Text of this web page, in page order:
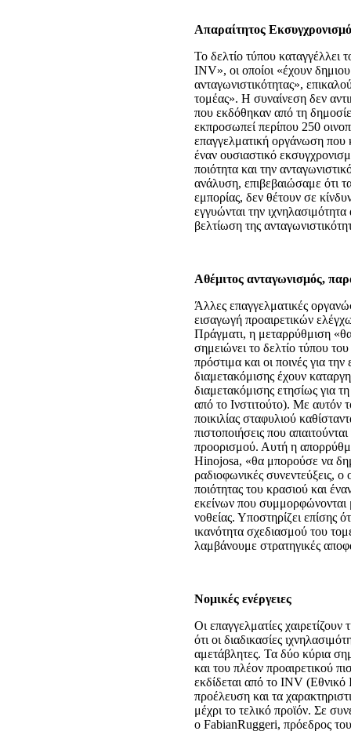
Απαραίτητος
Το δελτίο τύπου καταγγέλλει
INV», οι οποίοι «έχουν
ανταγωνιστικότητας»,
τομέας». Η συναίνεση δεν
που εκδόθηκαν από τη
εκπροσωπεί περίπου 250
επαγγελματική οργάνωση που
έναν ουσιαστικό
ποιότητα και την
ανάλυση, επιβεβαιώσαμε ότι
εμπορίας, δεν θέτουν σε
εγγυώνται την
βελτίωση της
Αθέμιτος ανταγωνισμός,
Άλλες επαγγελματικές
εισαγωγή προαιρετικών
Πράγματι, η μεταρρύθμιση
σημειώνει το δελτίο τύπου
πρόστιμα και οι ποινές για
διαμετακόμισης έχουν
διαμετακόμισης ετησίως για
από το Ινστιτούτο). Με αυτόν
ποικιλίας σταφυλιού
πιστοποιήσεις που
προορισμού. Αυτή η
Hinojosa, «θα μπορούσε να
ραδιοφωνικές συνεντεύξεις,
ποιότητας του κρασιού και
εκείνων που συμμορφώνονται
νοθείας. Υποστηρίζει επίσης
ικανότητα σχεδιασμού του
λαμβάνουμε στρατηγικές
Νομικές ενέργειες
Οι επαγγελματίες
ότι οι διαδικασίες
αμετάβλητες. Τα δύο κύρια
και του πλέον προαιρετικού
εκδίδεται από το INV (Εθνικό
προέλευση και τα
μέχρι το τελικό προϊόν. Σε
ο FabianRuggeri, πρόεδρος